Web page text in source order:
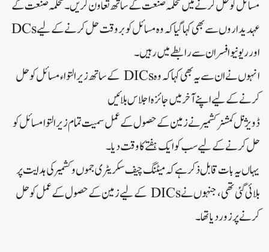
مسائل کو حل کرنے میں محکمہ صنعت کے ساتھ تعاون کریں۔ محکمہ صنعت کے
عہدیداروں سے بھی کہا گیا کہ وہ مسائل کو بروقت حل کرنے کے لیے DCs
اور ریونیو افسران سے رابطے میں رہیں۔
انہوں نے ان سے یہ بھی کہا کہ وہ DICs کے ساتھ زیر التواء مسائل کو حل
کرنے کے لیے اپنے آخر میں جائزہ اجلاس بلائیں
ڈویژنل کمشنر کشمیرنے زمین کے حصول کے عمل سمیت تمام زیر التوا مسائل کو
حل کرنے کے لیے سب کو ایک ہفتے کا وقت دیا۔
یہاں یہ بات قابل ذکر ہے کہ میٹنگ چیف سکریٹری جموں و کشمیر کی ہدایت پر
بلائی گئی تھی، جنہوں نے DICs کے لیے زمین کے حصول کے عمل کو حل
کرنے پر زور دیا تھا۔